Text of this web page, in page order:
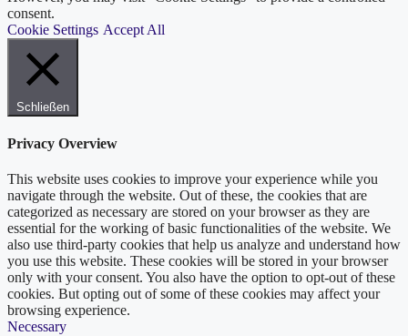
consent.
Cookie Settings Accept All
Schließen
Privacy Overview
This website uses cookies to improve your experience while you
navigate through the website. Out of these, the cookies that are
categorized as necessary are stored on your browser as they are
essential for the working of basic functionalities of the website. We
also use third-party cookies that help us analyze and understand how
you use this website. These cookies will be stored in your browser
only with your consent. You also have the option to opt-out of these
cookies. But opting out of some of these cookies may affect your
browsing experience.
Necessary